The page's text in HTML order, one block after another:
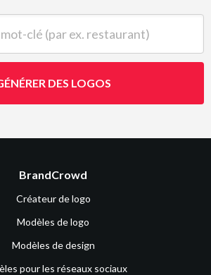
DES LOGOS
BrandCrowd
Créateur de logo
Modèles de logo
Modèles de design
pour les réseaux sociaux